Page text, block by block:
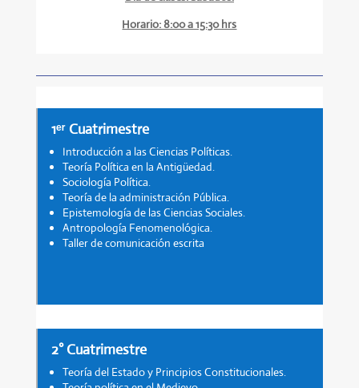
Horario: 8:00 a 15:30 hrs
1ᵉʳ Cuatrimestre
Introducción a las Ciencias Políticas.
Teoría Política en la Antigüedad.
Sociología Política.
Teoría de la administración Pública.
Epistemología de las Ciencias Sociales.
Antropología Fenomenológica.
Taller de comunicación escrita
2° Cuatrimestre
Teoría del Estado y Principios Constitucionales.